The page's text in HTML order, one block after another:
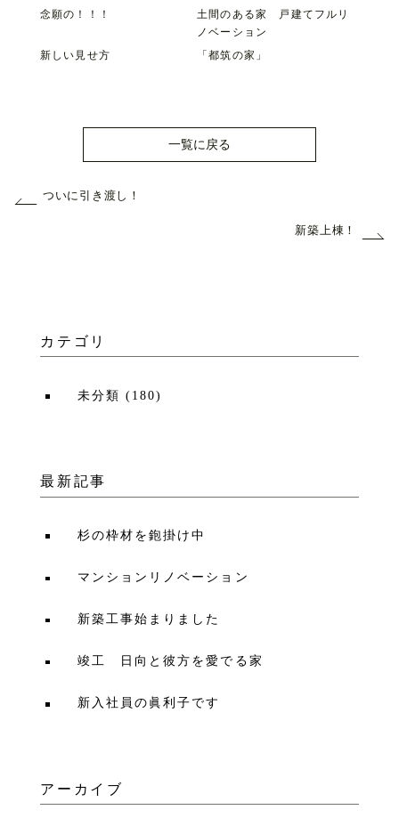
念願の！！！
土間のある家 戸建てフルリ
ノベーション
新しい見せ方
「都筑の家」
一覧に戻る
ついに引き渡し！
新築上棟！
カテゴリ
未分類 ( 180)
最新記事
杉の枠材を鉋掛け中
マンションリノベーション
新築工事始まりました
竣工 日向と彼方を愛でる家
新入社員の眞利子です
アーカイブ